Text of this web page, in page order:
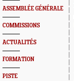
ASSEMBLÉE GÉNÉRALE
COMMISSIONS
ACTUALITÉS
FORMATION
PISTE